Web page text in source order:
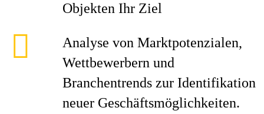
Objekten Ihr Ziel
Analyse von Marktpotenzialen,
Wettbewerbern und
Branchentrends zur Identifikation
neuer Geschäftsmöglichkeiten.